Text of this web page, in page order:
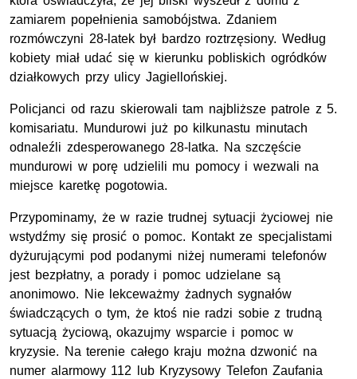
zamiarem popełnienia samobójstwa. Zdaniem
rozmówczyni 28-latek był bardzo roztrzęsiony. Według
kobiety miał udać się w kierunku pobliskich ogródków
działkowych przy ulicy Jagiellońskiej.
Policjanci od razu skierowali tam najbliższe patrole z 5.
komisariatu. Mundurowi już po kilkunastu minutach
odnaleźli zdesperowanego 28-latka. Na szczęście
mundurowi w porę udzielili mu pomocy i wezwali na
miejsce karetkę pogotowia.
Przypominamy, że w razie trudnej sytuacji życiowej nie
wstydźmy się prosić o pomoc. Kontakt ze specjalistami
dyżurującymi pod podanymi niżej numerami telefonów
jest bezpłatny, a porady i pomoc udzielane są
anonimowo. Nie lekceważmy żadnych sygnałów
świadczących o tym, że ktoś nie radzi sobie z trudną
sytuacją życiową, okazujmy wsparcie i pomoc w
kryzysie. Na terenie całego kraju można dzwonić na
numer alarmowy 112 lub Kryzysowy Telefon Zaufania